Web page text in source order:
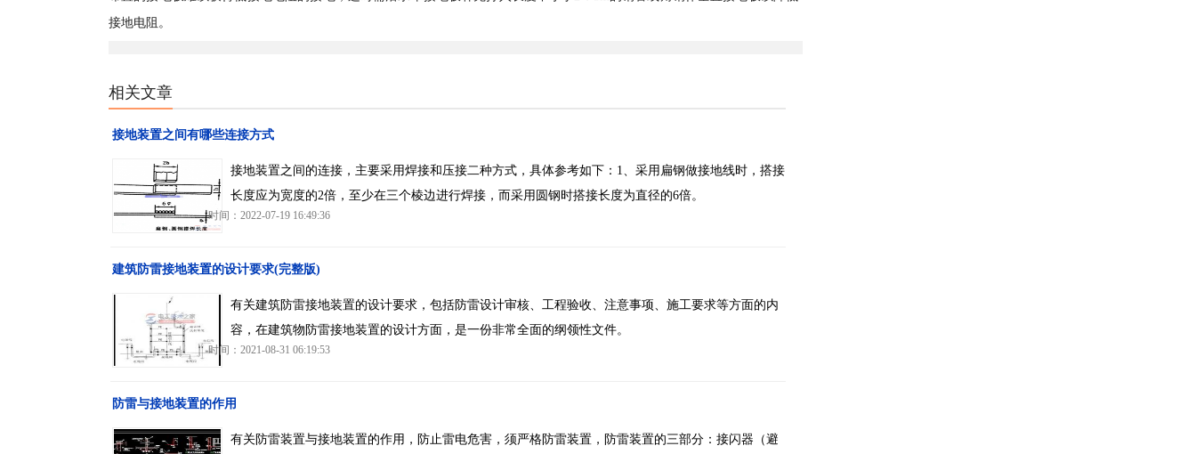
接地电阻。
相关文章
接地装置之间有哪些连接方式
接地装置之间的连接，主要采用焊接和压接二种方式，具体参考如下：1、采用扁钢做接地线时，搭接
长度应为宽度的2倍，至少在三个棱边进行焊接，而采用圆钢时搭接长度为直径的6倍。
时间：2022-07-19 16:49:36
建筑防雷接地装置的设计要求(完整版)
有关建筑防雷接地装置的设计要求，包括防雷设计审核、工程验收、注意事项、施工要求等方面的内
容，在建筑物防雷接地装置的设计方面，是一份非常全面的纲领性文件。
时间：2021-08-31 06:19:53
防雷与接地装置的作用
有关防雷装置与接地装置的作用，防止雷电危害，须严格防雷装置，防雷装置的三部分：接闪器（避